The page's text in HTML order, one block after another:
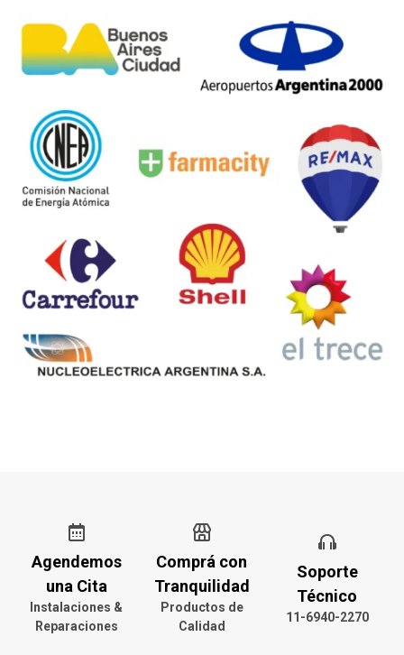
Agendemos
una Cita
Instalaciones &
Reparaciones
Comprá con
Tranquilidad
Productos de
Calidad
Soporte
Técnico
11-6940-2270